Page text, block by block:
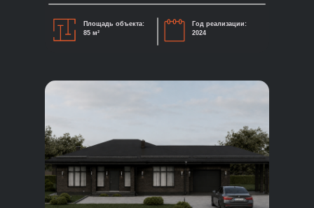
Год реализации:
2024
Площадь объекта:
85 м²